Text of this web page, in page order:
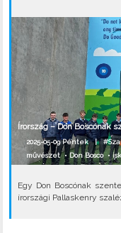
Írország – Don Boscónak
2025-05-09 Péntek |
művészet•Don Bosco•
Egy Don Boscónak
írországi Pallaskenry